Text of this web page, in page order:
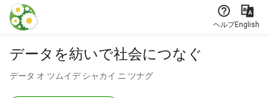
本文に飛ぶ
ヘルプEnglish
データを紡いで社会につなぐ
データ オ ツムイデ シャカイ ニ ツナグ